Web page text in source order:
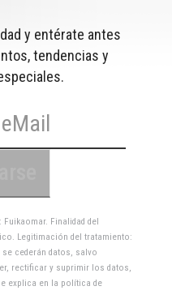
y entérate antes
tendencias y
Finalidad del
Legitimación del tratamiento:
cederán datos, salvo
rectificar y suprimir los datos,
explica en la política de